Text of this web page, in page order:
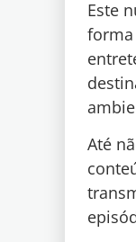
Este
Até